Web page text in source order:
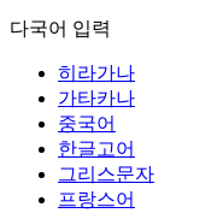
다국어 입력
히라가나
가타카나
중국어
한글고어
그리스문자
프랑스어